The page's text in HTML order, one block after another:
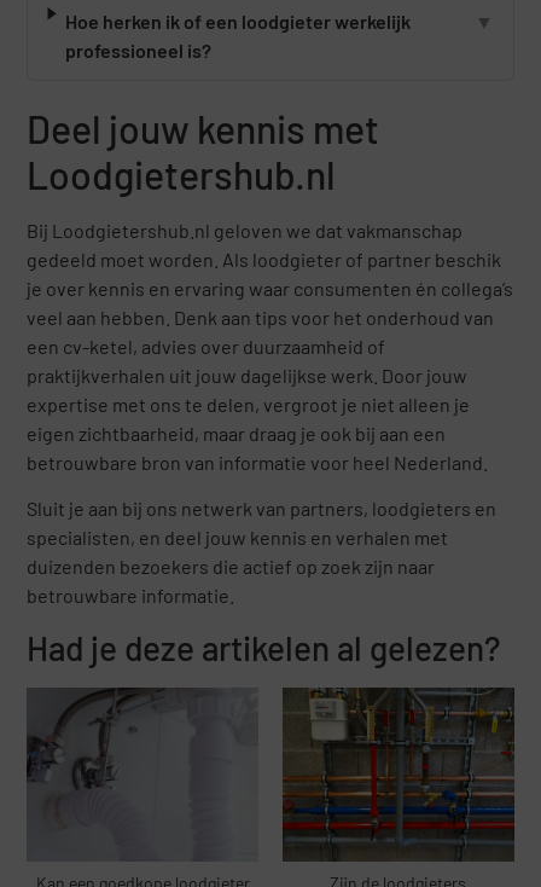
Hoe herken ik of een loodgieter werkelijk
professioneel is?
▼
Deel jouw kennis met
Loodgietershub.nl
Bij Loodgietershub.nl geloven we dat vakmanschap
gedeeld moet worden. Als loodgieter of partner beschik
je over kennis en ervaring waar consumenten én collega’s
veel aan hebben. Denk aan tips voor het onderhoud van
een cv-ketel, advies over duurzaamheid of
praktijkverhalen uit jouw dagelijkse werk. Door jouw
expertise met ons te delen, vergroot je niet alleen je
eigen zichtbaarheid, maar draag je ook bij aan een
betrouwbare bron van informatie voor heel Nederland.
Sluit je aan bij ons netwerk van partners, loodgieters en
specialisten, en deel jouw kennis en verhalen met
duizenden bezoekers die actief op zoek zijn naar
betrouwbare informatie.
Had je deze artikelen al gelezen?
Kan een goedkope loodgieter
Zijn de loodgieters